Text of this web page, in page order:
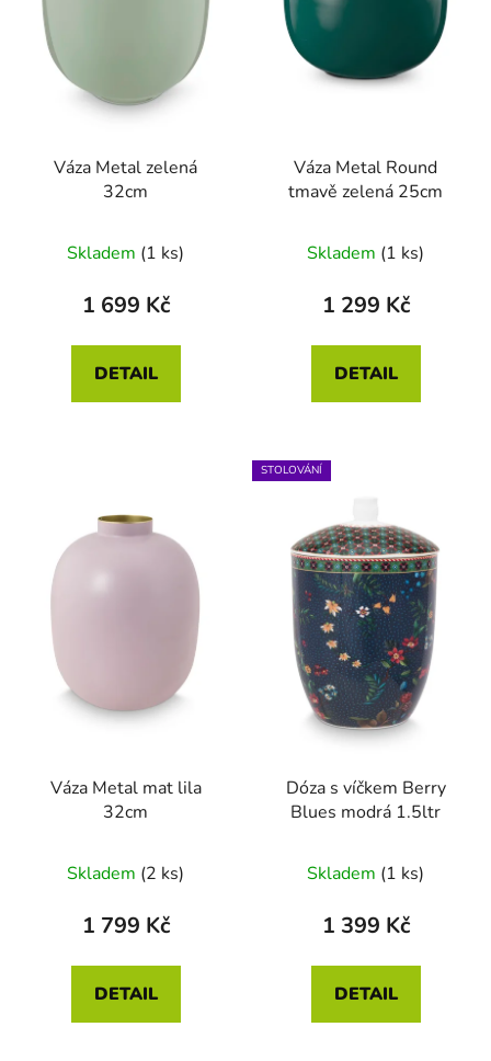
Váza Metal zelená
32cm
hodnocení
produktu
5,0
z
Skladem (1 ks)
1 699 Kč
DETAIL
Váza Metal Round
tmavě zelená 25cm
Skladem (1 ks)
1 299 Kč
DETAIL
Váza Metal mat lila
32cm
Skladem (2 ks)
1 799 Kč
DETAIL
STOLOVÁNÍ
Dóza s víčkem Berry
Blues modrá 1.5ltr
Skladem (1 ks)
1 399 Kč
DETAIL